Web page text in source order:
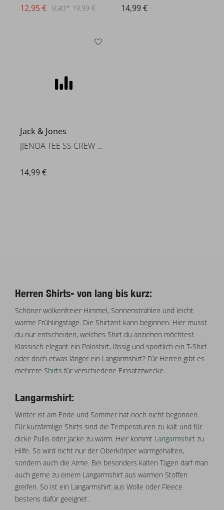
statt* 19,99 €
12,95 € 14,99 €
Jack & Jones
JJENOA TEE SS CREW NECK NOO
14,99 €
Herren Shirts- von lang bis kurz:
Schöner wolkenfreier Himmel, Sonnenstrahlen und leicht
warme Frühlingstage. Die Shirtzeit kann beginnen. Hier musst
du nur entscheiden, welches Shirt du anziehen möchtest.
Klassisch elegant ein Poloshirt, lässig und sportlich ein T-Shirt
oder doch etwas länger ein Langarmshirt? Für Herren gibt es
mehrere Shirts für verschiedene Einsatzzwecke.
Langarmshirt:
Winter ist am Ende und Sommer hat noch nicht begonnen.
Für kurzärmlige Shirts sind die Temperaturen zu kalt und für
dicke Pullis oder Jacke zu warm. Hier kommt Langarmshirt zu
Hilfe. So wird nicht nur der Oberkörper warmgehalten,
sondern auch die Arme. Bei besonders kalten Tagen darf man
auch gerne zu einem Langarmshirt aus warmen Stoffen
greifen. So ist ein Langarmshirt aus Wolle oder Fleece
bestens dafür geeignet.